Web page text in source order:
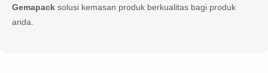
Gemapack solusi kemasan produk berkualitas bagi produk
anda.